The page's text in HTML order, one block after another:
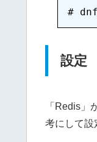
設定
「Redis」
考にして設